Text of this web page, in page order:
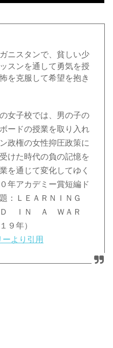
ニスタンで、貧しい少
スンを通して勇気を授
を克服して希望を抱き
女子校では、男の子の
ードの授業を取り入れ
政権の女性抑圧政策に
けた時代の負の記憶を
を通じて変化してゆく
年アカデミー賞短編ド
：ＬＥＡＲＮＩＮＧ
Ｄ ＩＮ Ａ ＷＡＲ
９年）
より引用